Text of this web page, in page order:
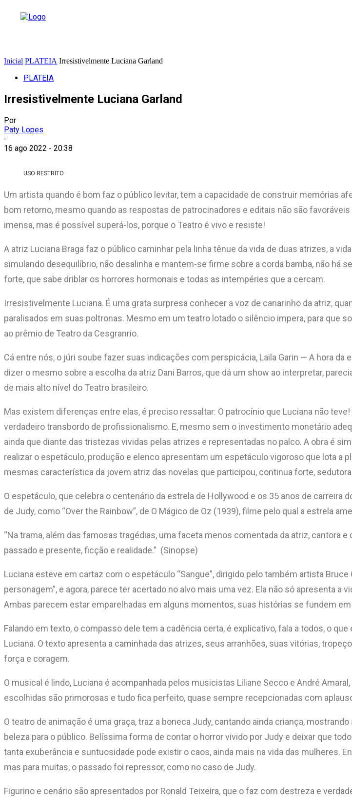
Inicial PLATEIA Irresistivelmente Luciana Garland
PLATEIA
Irresistivelmente Luciana Garland
Por
Paty Lopes
-
16 ago 2022 - 20:38
USO RESTRITO
Um artista quando é bom faz o público levitar, tem a capacidade de construir memórias
bom retorno, mesmo quando as respostas de patrocinadores e editais não são
imensa, mas é possível superá-los, porque o Teatro é vivo e resiste!
A atriz Luciana Braga faz o público caminhar pela linha tênue da vida de duas atrizes, a
simulando desequilíbrio, não desalinha e mantem-se firme sobre a corda bamba, não
forte, que sabe driblar os horrores hormonais e todas as intempéries que a cercam.
Irresistivelmente Luciana. É uma grata surpresa conhecer a voz de canarinho da atriz,
paralisados em suas poltronas. Mesmo em um teatro lotado o silêncio impera, para que
ao prêmio de Teatro da Cesgranrio.
Cá entre nós, o júri soube fazer suas indicações com perspicácia, Laila Garin — A hora
dizer o mesmo sobre a escolha da atriz Dani Barros, que dá um show ao interpretar,
de mais alto nível do Teatro brasileiro.
Mas existem diferenças entre elas, é preciso ressaltar: O patrocínio que Luciana não
verdadeiro transbordo de profissionalismo. E, mesmo sem o investimento monetário
ainda que diante das tristezas vividas pelas atrizes e representadas no palco. A obra é
realizar o espetáculo, produção e elenco apresentam um espetáculo vigoroso que lota a
mesmas característica da jovem atriz das novelas que participou, continua forte,
O espetáculo, que celebra o centenário da estrela de Hollywood e os 35 anos de
de Judy, como “Over the Rainbow”, de O Mágico de Oz (1939), filme pelo qual a estrela
“Na trama, além das famosas tragédias, uma faceta menos comentada da atriz, cantora
passado e presente, ficção e realidade.” (Sinopse)
Luciana esteve em cartaz com o espetáculo “Sangue”, dirigido pelo também artista
personagem”, e agora, parece ter acertado no alvo mais uma vez. Ela não só apresenta
Ambas parecem estar emparelhadas em alguns momentos, suas histórias se fundem
Falando em texto, o compasso dele tem a cadência certa, é explicativo, fala a todos, o
Luciana. O texto apresenta a caminhada das atrizes, seus arranhões, suas vitórias,
força e coragem.
O musical é lindo, Luciana é acompanhada pelos musicistas Liliane Secco e André
escolhidas são primorosas e tudo fica perfeito, quase sempre recepcionadas com
O teatro de animação é uma graça, traz a boneca Judy, cantando ainda criança,
beleza para o público. Belíssima forma de contar o horror vivido por Judy e deixar que
tanta exuberância e suntuosidade pode existir o caos, ainda mais na vida das mulheres.
mas para muitas, o passado foi repressor, como no caso de Judy.
Figurino e cenário são apresentados por Ronald Teixeira, que o faz com destreza e